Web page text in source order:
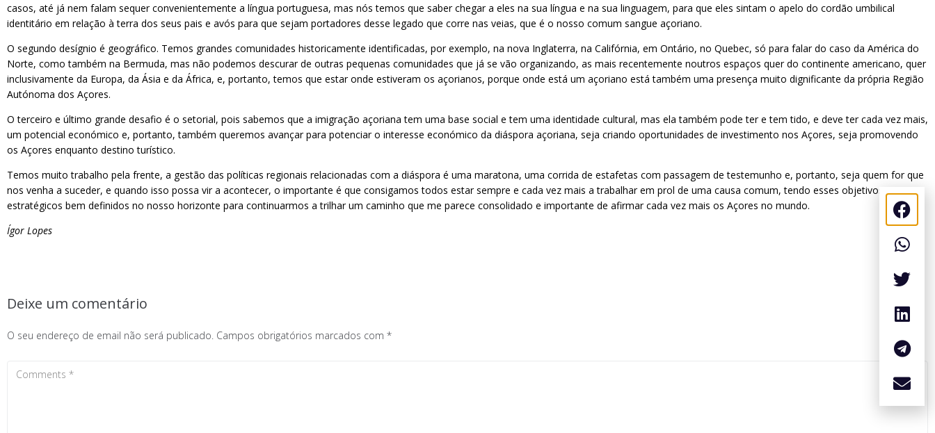
casos, até já nem falam sequer convenientemente a língua portuguesa, mas nós temos que saber chegar a eles na sua língua e na sua linguagem, para que eles sintam o apelo do cordão umbilical
identitário em relação à terra dos seus pais e avós para que sejam portadores desse legado que corre nas veias, que é o nosso comum sangue açoriano.
O segundo desígnio é geográfico. Temos grandes comunidades historicamente identificadas, por exemplo, na nova Inglaterra, na Califórnia, em Ontário, no Quebec, só para falar do caso da América do
Norte, como também na Bermuda, mas não podemos descurar de outras pequenas comunidades que já se vão organizando, as mais recentemente noutros espaços quer do continente americano, quer
inclusivamente da Europa, da Ásia e da África, e, portanto, temos que estar onde estiveram os açorianos, porque onde está um açoriano está também uma presença muito dignificante da própria Região
Autónoma dos Açores.
O terceiro e último grande desafio é o setorial, pois sabemos que a imigração açoriana tem uma base social e tem uma identidade cultural, mas ela também pode ter e tem tido, e deve ter cada vez mais,
um potencial económico e, portanto, também queremos avançar para potenciar o interesse económico da diáspora açoriana, seja criando oportunidades de investimento nos Açores, seja promovendo
os Açores enquanto destino turístico.
Temos muito trabalho pela frente, a gestão das políticas regionais relacionadas com a diáspora é uma maratona, uma corrida de estafetas com passagem de testemunho e, portanto, seja quem for que
nos venha a suceder, e quando isso possa vir a acontecer, o importante é que consigamos todos estar sempre e cada vez mais a trabalhar em prol de uma causa comum, tendo esses objetivos
estratégicos bem definidos no nosso horizonte para continuarmos a trilhar um caminho que me parece consolidado e importante de afirmar cada vez mais os Açores no mundo.
Ígor Lopes
Deixe um comentário
O seu endereço de email não será publicado. Campos obrigatórios marcados com *